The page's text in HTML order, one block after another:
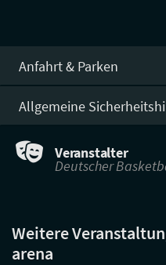
Anfahrt & Parken
Allgemeine
Veranstalter
Deutscher
Weitere
arena